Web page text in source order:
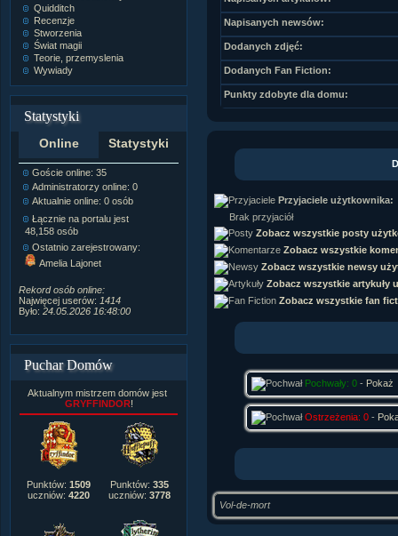
Quidditch
Recenzje
Stworzenia
Świat magii
Teorie, przemyslenia
Wywiady
Statystyki
Online Statystyki
Goście online: 35
Administratorzy online: 0
Aktualnie online: 0 osób
Łącznie na portalu jest
48,158 osób
Ostatnio zarejestrowany:
Amelia Lajonet
Rekord osób online:
Najwięcej userów: 1414
Było: 24.05.2026 16:48:00
Napisanych artykułów:
Zdjęć w galerii:21,490
Tematów na forum:3,921
Postów na forum:319,637
Komentarzy do materiałów:
222,019
Rozdanych pochwał:3,327
Wlepionych ostrzeżeń:4,170
Puchar Domów
Aktualnym mistrzem domów jest
GRYFFINDOR!
Punktów: 1509
uczniów: 4220
Punktów: 335
uczniów: 3778
Napisanych newsów:
Dodanych zdjęć:
Dodanych Fan Fiction:
Punkty zdobyte dla domu:
Przyjaciele użytkownika:
Brak przyjaciół
Zobacz wszystkie posty
Zobacz wszystkie
Zobacz wszystkie newsy
Zobacz wszystkie artykuły
Zobacz wszystkie fan
Pochwały: 0- Pokaż
Ostrzeżenia: 0-
Vol-de-mort